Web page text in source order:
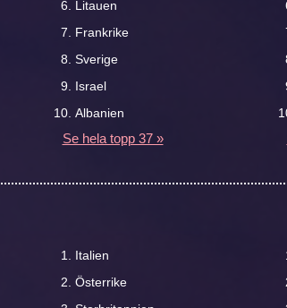
Litauen
Frankrike
Sverige
Israel
Albanien
Se hela topp 37 »
Italien
Österrike